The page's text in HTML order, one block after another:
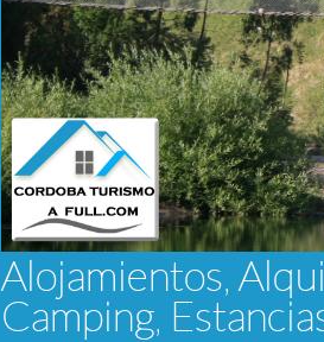
Alojamientos,
Camping,